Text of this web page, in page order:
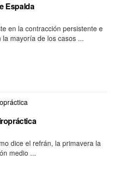
Espalda
en la contracción persistente e
mayoría de los casos ...
dice el refrán, la primavera la
medio ...